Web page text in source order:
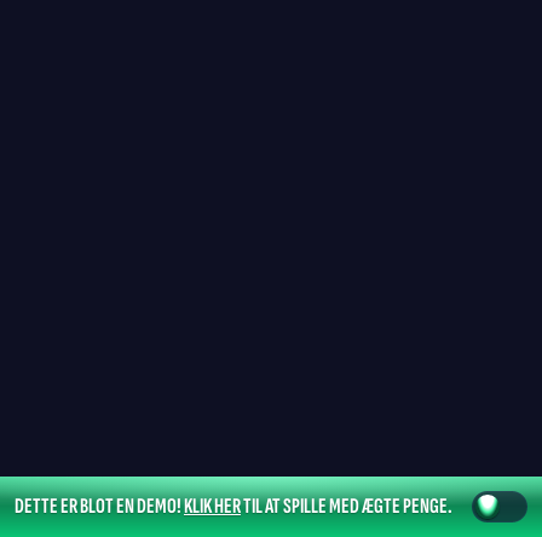
DETTE ER BLOT EN DEMO!KLIK HERTIL AT SPILLE MED ÆGTE PENGE.